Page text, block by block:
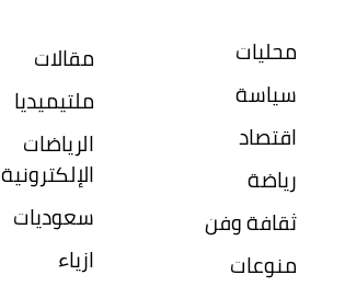
محليات
سياسة
اقتصاد
رياضة
ثقافة وفن
منوعات
مقالات
ملتيميديا
الرياضات
الإلكترونية
سعوديات
ازياء